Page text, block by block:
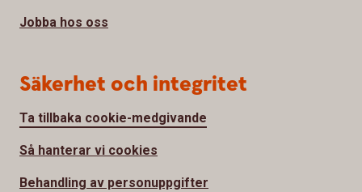
Jobba hos oss
Säkerhet och integritet
Ta tillbaka cookie-medgivande
Så hanterar vi cookies
Behandling av personuppgifter